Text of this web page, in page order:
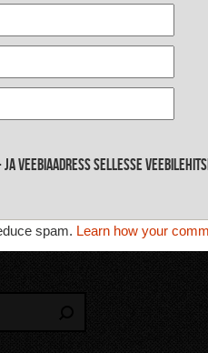
ja veebiaadress sellesse
spam. Learn how your